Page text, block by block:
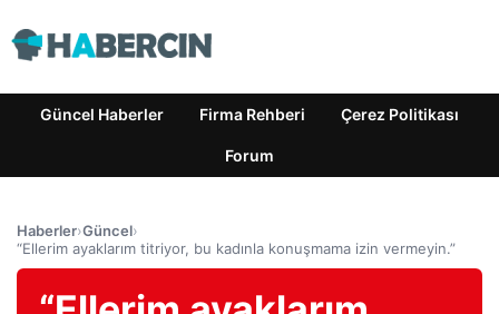
Güncel Haberler Firma Rehberi Çerez Politikası
Forum
Haberler›Güncel›
“Ellerim ayaklarım titriyor, bu kadınla konuşmama izin vermeyin.”